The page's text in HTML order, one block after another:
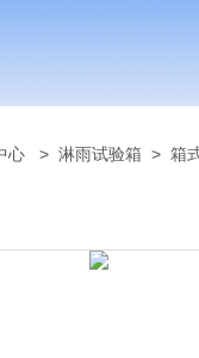
心 > 淋雨试验箱 > 箱